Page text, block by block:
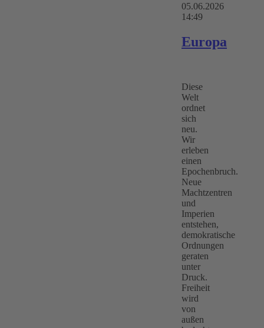
05.06.2026
14:49
Europa
Diese
Welt
ordnet
sich
neu.
Wir
erleben
einen
Epochenbruch.
Neue
Machtzentren
und
Imperien
entstehen,
demokratische
Ordnungen
geraten
unter
Druck.
Freiheit
wird
von
außen